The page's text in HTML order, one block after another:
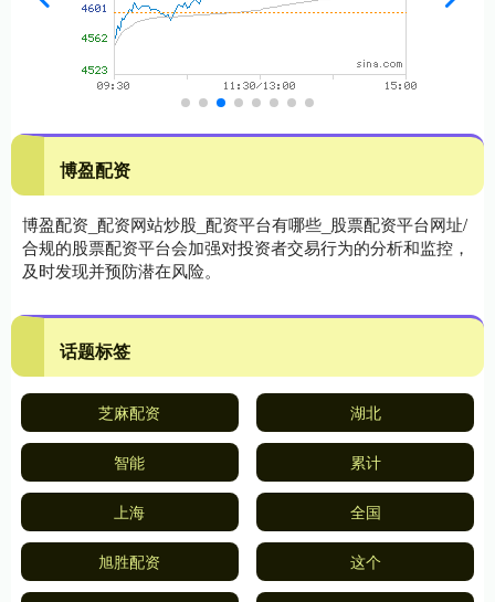
博盈配资
博盈配资_配资网站炒股_配资平台有哪些_股票配资平台网址/
合规的股票配资平台会加强对投资者交易行为的分析和监控，
及时发现并预防潜在风险。
话题标签
芝麻配资 湖北
智能 累计
上海 全国
旭胜配资 这个